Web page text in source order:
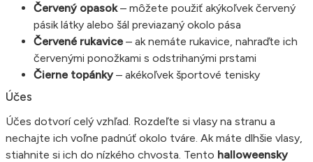
Červený opasok– môžete použiť akýkoľvek červený
pásik látky alebo šál previazaný okolo pása
Červené rukavice – ak nemáte rukavice, nahraďte ich
červenými ponožkami s odstrihanými prstami
Čierne topánky– akékoľvek športové tenisky
Účes
Účes dotvorí celý vzhľad. Rozdeľte si vlasy na stranu a
nechajte ich voľne padnúť okolo tváre. Ak máte dlhšie vlasy,
stiahnite si ich do nízkého chvosta. Tento halloweensky